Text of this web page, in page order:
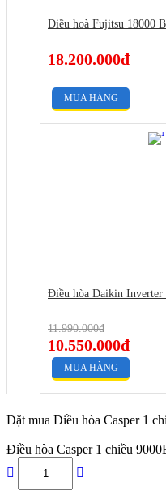
Điều hoà Fujitsu 18000
18.200.000đ
MUA HÀNG
Điều hòa Daikin
11.990.000đ
10.550.000đ
MUA HÀNG
Đặt mua Điều hòa Casper 1
Điều hòa Casper 1 chiều